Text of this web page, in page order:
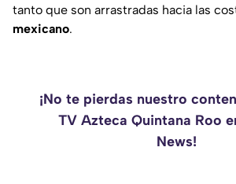
tanto que son arrastradas hacia las
mexicano.
¡No te pierdas nuestro
TV Azteca Quintana Roo
News!